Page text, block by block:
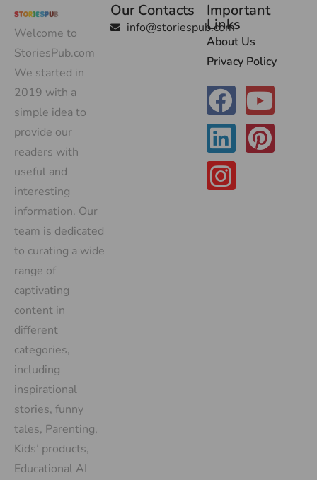
Welcome to
StoriesPub.com
We started in
2019 with a
simple idea to
provide our
readers with
useful and
interesting
information. Our
team is dedicated
to curating a wide
range of
captivating
content in
different
categories,
including
inspirational
stories, funny
tales, Parenting,
Kids’ products,
Educational AI
Our Contacts
info@storiespub.com
Important
Links
About Us
Privacy Policy